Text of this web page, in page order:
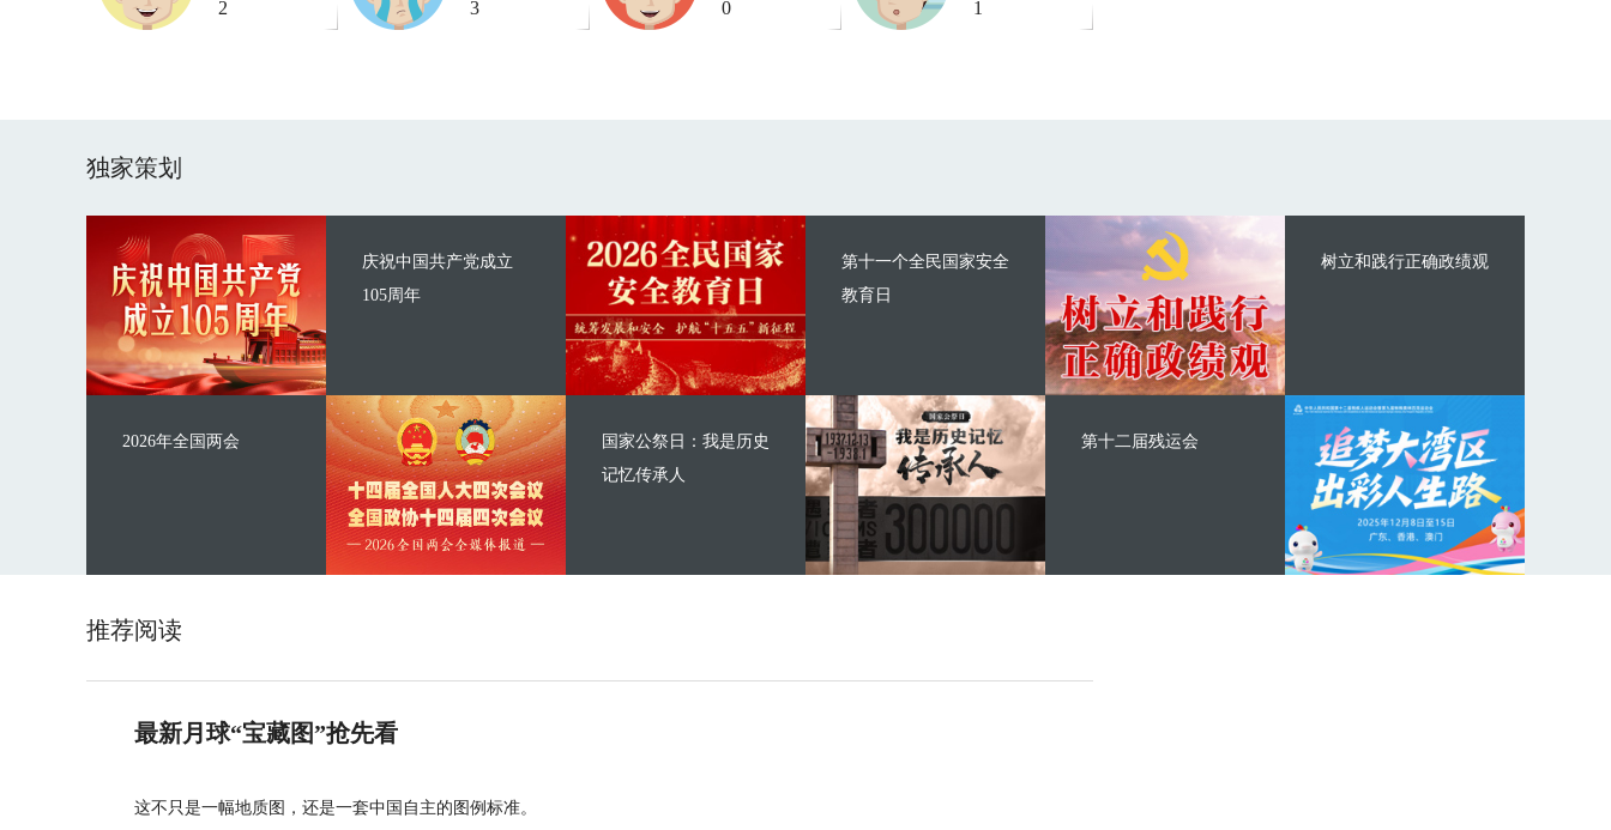
2 3 0 1
独家策划
庆祝中国共产党成立
105周年
2026年全国两会
第十一个全民国家安全
教育日
国家公祭日：我是历史
记忆传承人
树立和践行正确政绩观
第十二届残运会
推荐阅读
最新月球“宝藏图”抢先看
这不只是一幅地质图，还是一套中国自主的图例标准。